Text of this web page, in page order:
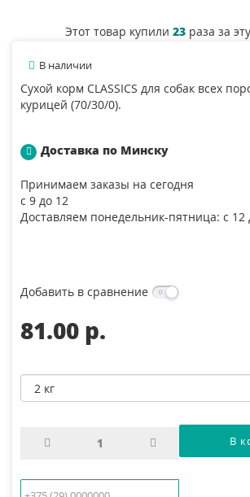
Этот товар купили 23раза за
В наличии
Сухой корм CLASSICS для собак всех
курицей (70/30/0).
Доставка по Минску
Принимаем заказы на сегодня
с 9 до 12
Доставляем понедельник-пятница: с 12
Добавить в сравнение
81.00 p.